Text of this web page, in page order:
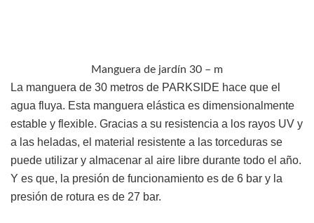
Manguera de jardín 30 – m
La manguera de 30 metros de PARKSIDE hace que el
agua fluya. Esta manguera elástica es dimensionalmente
estable y flexible. Gracias a su resistencia a los rayos UV y
a las heladas, el material resistente a las torceduras se
puede utilizar y almacenar al aire libre durante todo el año.
Y es que, la presión de funcionamiento es de 6 bar y la
presión de rotura es de 27 bar.